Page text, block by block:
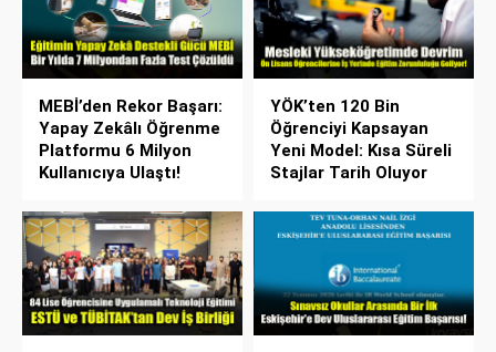
MEBİ’den Rekor Başarı:
Yapay Zekâlı Öğrenme
Platformu 6 Milyon
Kullanıcıya Ulaştı!
YÖK’ten 120 Bin
Öğrenciyi Kapsayan
Yeni Model: Kısa Süreli
Stajlar Tarih Oluyor